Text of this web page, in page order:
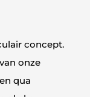
concept.
onze
qua